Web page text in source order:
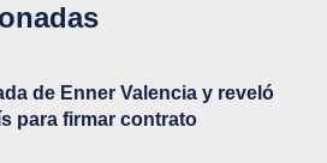
de Enner Valencia y reveló
para firmar contrato